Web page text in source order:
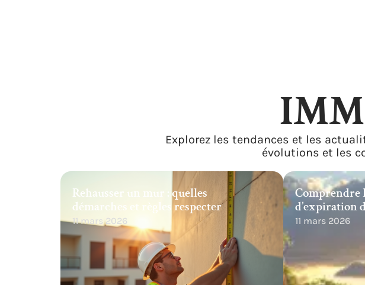
Explorez les tendances et les
évolutions et les
Rehausser un mur : quelles
démarches et règles respecter
11 mars 2026
Comprendre
d’expiration
11 mars 2026